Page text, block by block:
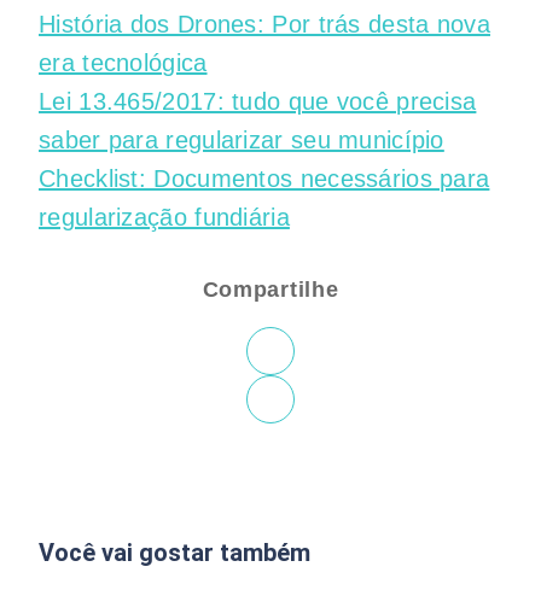
História dos Drones: Por trás desta nova
era tecnológica
Lei 13.465/2017: tudo que você precisa
saber para regularizar seu município
Checklist: Documentos necessários para
regularização fundiária
Compartilhe
Você vai gostar também